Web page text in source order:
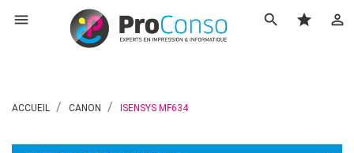
 perm_identity
star
search
ACCUEIL CANON ISENSYS MF634